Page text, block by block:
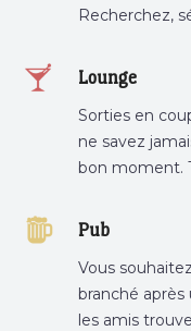
Recherchez,
Lounge
Sorties en
ne savez
bon moment.
Pub
Vous
branché après
les amis